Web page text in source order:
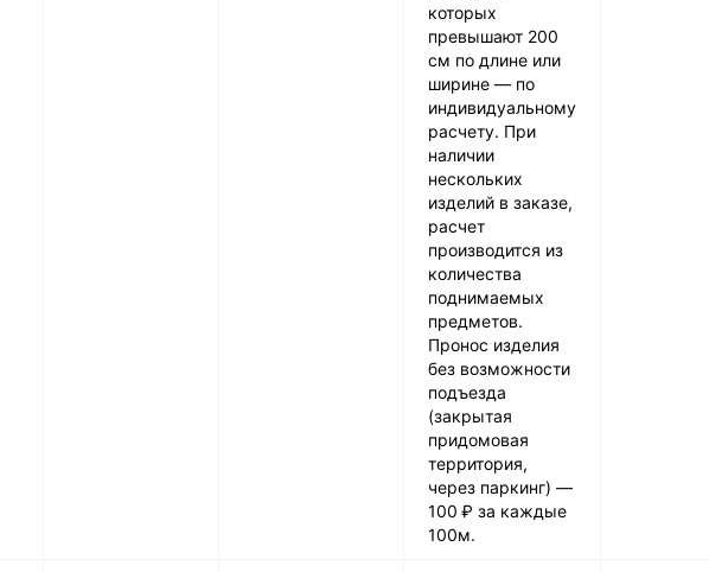
которых
превышают 200
см по длине или
ширине — по
индивидуальному
расчету. При
наличии
нескольких
изделий в заказе,
расчет
производится из
количества
поднимаемых
предметов.
Пронос изделия
без возможности
подъезда
(закрытая
придомовая
территория,
через паркинг) —
100 ₽ за каждые
100м.